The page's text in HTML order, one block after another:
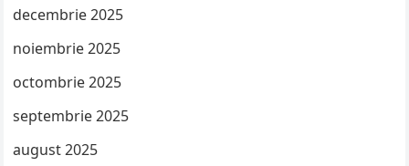
decembrie 2025
noiembrie 2025
octombrie 2025
septembrie 2025
august 2025